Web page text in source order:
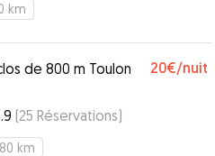
km
de 800 m Toulon
20€/nuit
(25 Réservations)
km